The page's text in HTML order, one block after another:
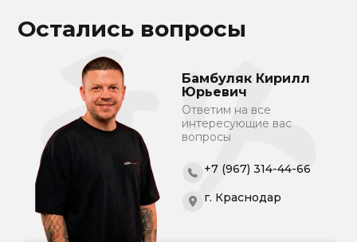
Остались вопросы
Бамбуляк Кирилл
Юрьевич
Ответим на все
интересующие вас
вопросы
+7 (967) 314-44-66
г. Краснодар